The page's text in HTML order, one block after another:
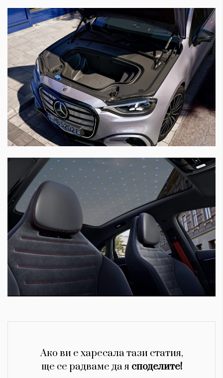
Ако ви е харесала тази статия,
ще се радваме да я споделите!